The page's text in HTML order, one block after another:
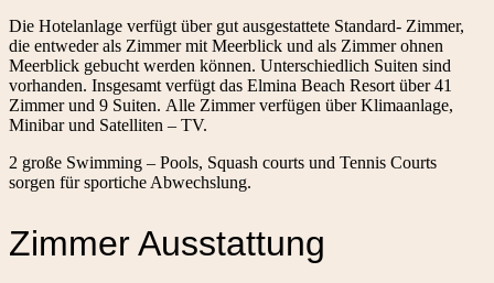
Die Hotelanlage verfügt über gut ausgestattete Standard- Zimmer,
die entweder als Zimmer mit Meerblick und als Zimmer ohnen
Meerblick gebucht werden können. Unterschiedlich Suiten sind
vorhanden. Insgesamt verfügt das Elmina Beach Resort über 41
Zimmer und 9 Suiten. Alle Zimmer verfügen über Klimaanlage,
Minibar und Satelliten – TV.
2 große Swimming – Pools, Squash courts und Tennis Courts
sorgen für sportiche Abwechslung.
Zimmer Ausstattung